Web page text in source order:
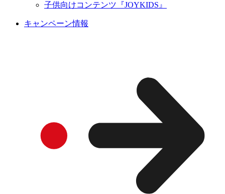
子供向けコンテンツ『JOYKIDS』
キャンペーン情報